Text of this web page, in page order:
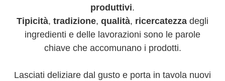
produttivi.
Tipicità, tradizione, qualità, ricercatezza degli
ingredienti e delle lavorazioni sono le parole
chiave che accomunano i prodotti.
Lasciati deliziare dal gusto e porta in tavola nuovi